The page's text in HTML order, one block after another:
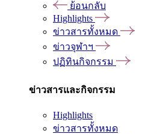
ย้อนกลับ
Highlights
ข่าวสารทั้งหมด
ข่าวจุฬาฯ
ปฏิทินกิจกรรม
ข่าวสารและกิจกรรม
Highlights
ข่าวสารทั้งหมด